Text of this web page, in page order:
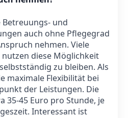
Betreuungs- und
auch ohne Pflegegrad
nehmen. Viele
diese Möglichkeit
zu bleiben. Als
maximale Flexibilität bei
der Leistungen. Die
35-45 Euro pro Stunde, je
Interessant ist